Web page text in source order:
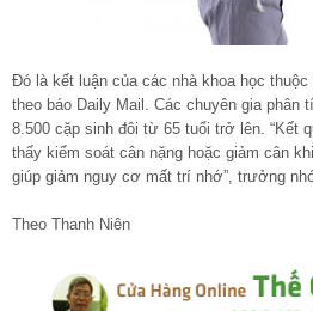
Đó là kết luận của các nhà khoa học
theo báo Daily Mail. Các chuyên gia phân
8.500 cặp sinh đôi từ 65 tuổi trở lên. “Kết
thấy kiểm soát cân nặng hoặc giảm cân
giúp giảm nguy cơ mất trí nhớ”, trưởng
Theo Thanh Niên